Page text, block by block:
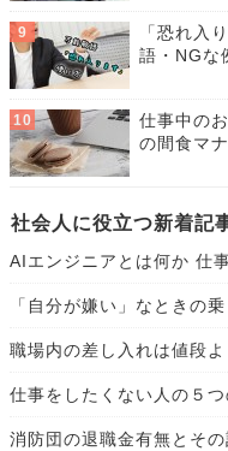
「恐れ入
語・NGな
仕事中の
の間食マ
社会人に役立つ新着記
AIエンジニアとは何か 仕
「自分が嫌い」なときの
職場内の差し入れは値段
仕事をしたくない人の５
消防団の退職金有無とそ